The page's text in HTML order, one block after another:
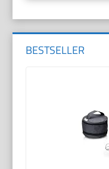
BESTSELLER